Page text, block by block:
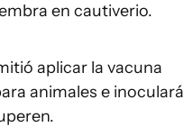
en cautiverio.
aplicar la vacuna
animales e inoculará